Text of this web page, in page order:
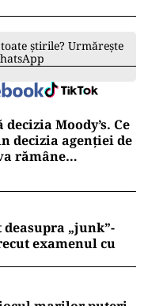
știrile? Urmărește
Moody’s. Ce
decizia agenției de
rămâne
deasupra „junk”-
examenul cu